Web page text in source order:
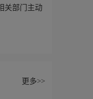
关部门主动
更多>>